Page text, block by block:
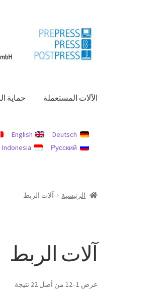
Skip
to
navigation
Skip
to
content
الآلات المستعملة حماية
Deutsch
English
Русский
Indonesia
الرئيسية آلات الربط
آلات الربط
عرض 1–12 من أصل 22 نتيجة